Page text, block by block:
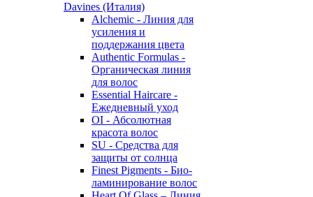
Davines (Италия)
Alchemic - Линия для
усиления и
поддержания цвета
Authentic Formulas -
Органическая линия
для волос
Essential Haircare -
Eжедневный уход
OI - Абсолютная
красота волос
SU - Средства для
защиты от солнца
Finest Pigments - Био-
ламинирование волос